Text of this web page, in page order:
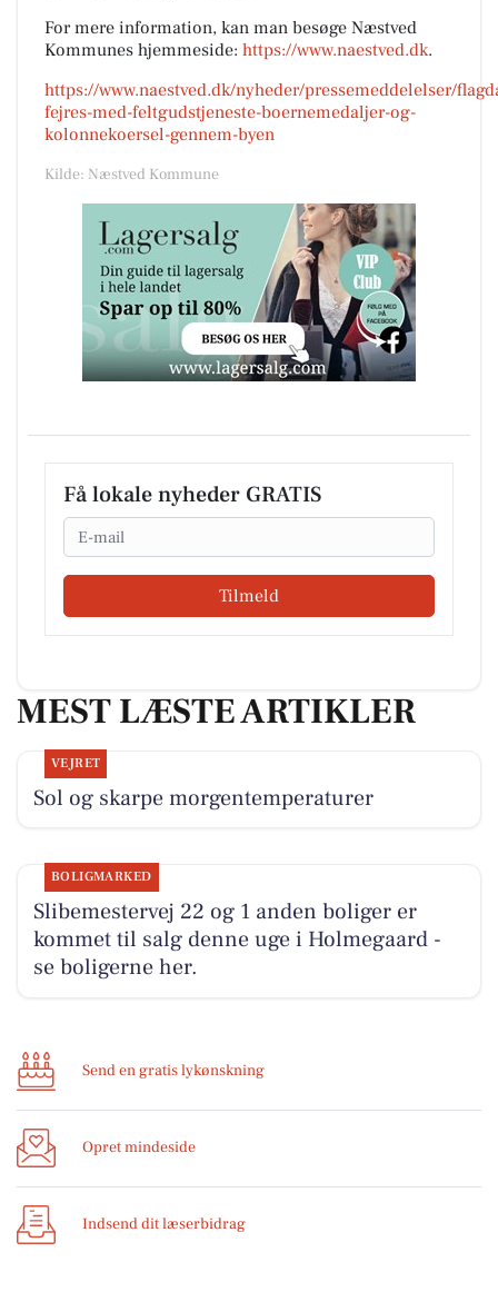
For mere information, kan man besøge Næstved
Kommunes hjemmeside: https://www.naestved.dk.
https://www.naestved.dk/nyheder/pressemeddelelser/
fejres-med-feltgudstjeneste-boernemedaljer-og-
kolonnekoersel-gennem-byen
Kilde: Næstved Kommune
Få lokale nyheder GRATIS
Email
Tilmeld
MEST LÆSTE ARTIKLER
VEJRET
Sol og skarpe morgentemperaturer
BOLIGMARKED
Slibemestervej 22 og 1 anden boliger er
kommet til salg denne uge i Holmegaard -
se boligerne her.
Send en gratis lykønskning
Opret mindeside
Indsend dit læserbidrag